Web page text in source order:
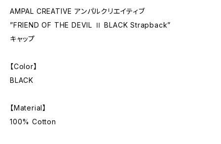
AMPAL CREATIVE アンパルクリエイティブ
”FRIEND OF THE DEVIL Ⅱ BLACK Strapback”
キャップ
【Color】
BLACK
【Material】
100% Cotton